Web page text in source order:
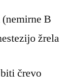
B
žrela
črevo